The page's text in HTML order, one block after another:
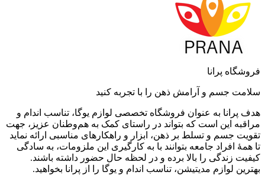
فروشگاه پرانا
سلامت جسم و آرامش ذهن را با تجربه کنید
هدف پرانا به عنوان فروشگاه تخصصی لوازم یوگا، تناسب اندام و
مراقبه این است که بتواند در راستای کمک به هم‌وطنان عزیز، جهت
تقویت جسم و تسلط بر ذهن، ابزار و راهکارهای مناسبی ارائه نماید
تا همۀ افراد جامعه بتوانند با به کارگیری این ملزومات، به سادگی
کیفیت زندگی را بالا برده و در لحظه حال حضور داشته باشند.
بهترین لوازم مدیتیشن، تناسب اندام و یوگا را از پرانا بخواهید.